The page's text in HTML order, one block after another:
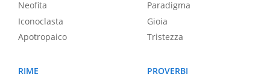
Neofita
Iconoclasta
Apotropaico
Paradigma
Gioia
Tristezza
RIME
PROVERBI